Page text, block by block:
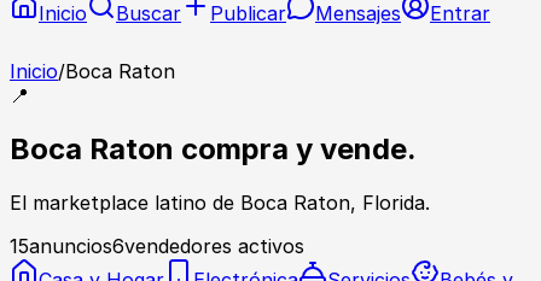
Inicio Buscar Publicar Mensajes Entrar
Inicio/Boca Raton
📍
Boca Raton compra y vende.
El marketplace latino de Boca Raton, Florida.
15anuncios6vendedores activos